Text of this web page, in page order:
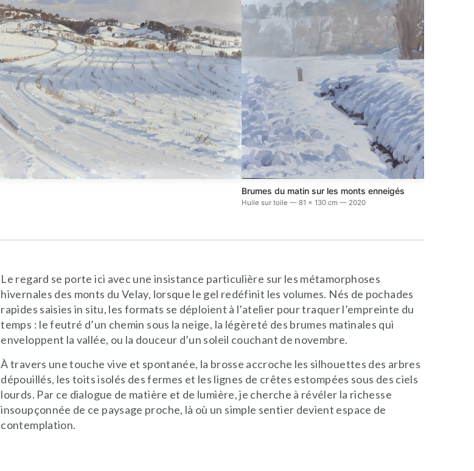
Brumes du matin sur les monts enneigés
Huile sur toile — 81 x 130 cm — 2020
Le regard se porte ici avec une insistance particulière sur les métamorphoses
hivernales des monts du Velay, lorsque le gel redéfinit les volumes. Nés de pochades
rapides saisies in situ, les formats se déploient à l’atelier pour traquer l’empreinte du
temps : le feutré d’un chemin sous la neige, la légèreté des brumes matinales qui
enveloppent la vallée, ou la douceur d’un soleil couchant de novembre.
À travers une touche vive et spontanée, la brosse accroche les silhouettes des arbres
dépouillés, les toits isolés des fermes et les lignes de crêtes estompées sous des ciels
lourds. Par ce dialogue de matière et de lumière, je cherche à révéler la richesse
insoupçonnée de ce paysage proche, là où un simple sentier devient espace de
contemplation.